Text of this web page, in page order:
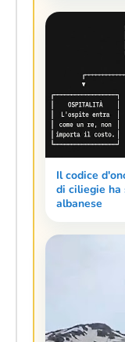
Il codice
di ciliegie ha
albanese